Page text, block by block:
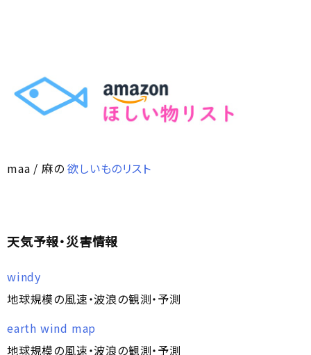
maa / 麻の欲しいものリスト
天気予報・災害情報
windy
地球規模の風速・波浪の観測・予測
earth wind map
地球規模の風速・波浪の観測・予測